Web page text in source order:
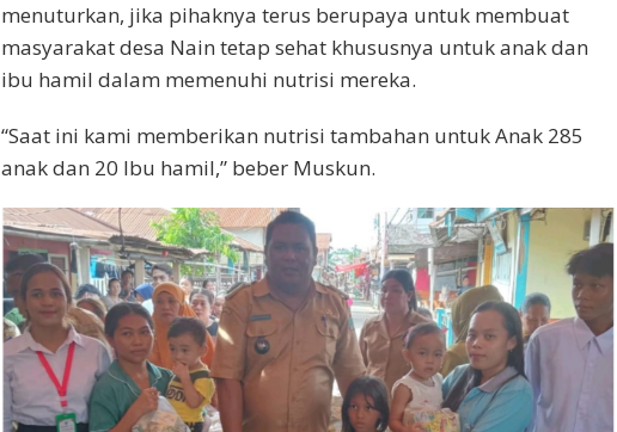
menuturkan, jika pihaknya terus berupaya untuk membuat
masyarakat desa Nain tetap sehat khususnya untuk anak dan
ibu hamil dalam memenuhi nutrisi mereka.
“Saat ini kami memberikan nutrisi tambahan untuk Anak 285
anak dan 20 Ibu hamil,” beber Muskun.